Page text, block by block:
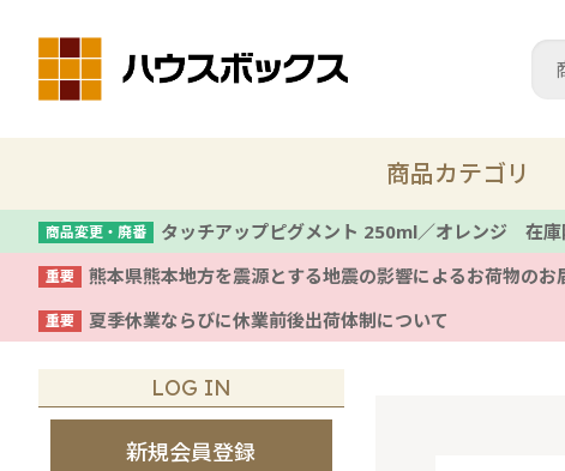
商品変更・廃番 タッチアップピグメント 250ml／オレンジ 在庫
重要 熊本県熊本地方を震源とする地震の影響によるお荷物のお
重要 夏季休業ならびに休業前後出荷体制について
商品カテゴリ
着色剤・塗料
コテ
LOG IN
新規会員登録